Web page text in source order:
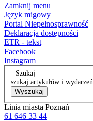
Zamknij menu
Język migowy
Portal Niepełnosprawność
Deklaracja dostępności
ETR - tekst
Facebook
Instagram
Szukaj
szukaj artykułów i wydarzeń
Wyszukaj
Linia miasta Poznań
61 646 33 44